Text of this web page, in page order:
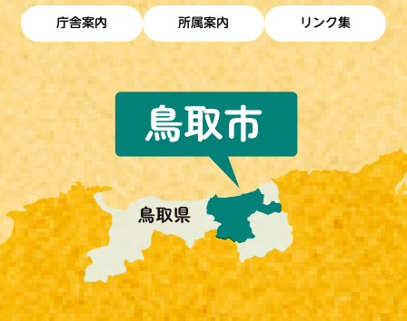
庁舎案内 所属案内 リンク集